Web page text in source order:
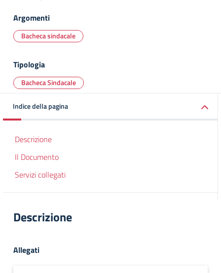
Argomenti
Bacheca sindacale
Tipologia
Bacheca Sindacale
Indice della pagina
Descrizione
Il Documento
Servizi collegati
Descrizione
Allegati